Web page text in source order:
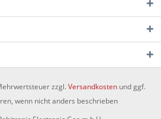
zzgl.Versandkosten und ggf.
wenn nicht anders beschrieben